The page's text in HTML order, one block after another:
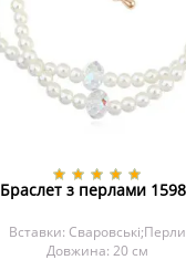
Браслет з перлами
Вставки: Сваровські;Перли
Довжина: 20 см